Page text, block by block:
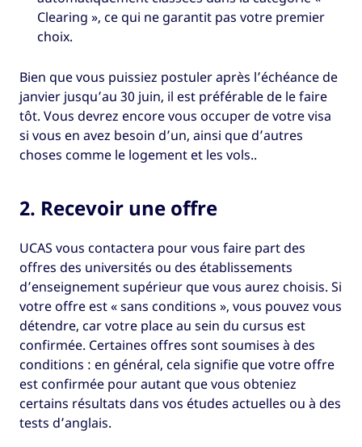
Clearing », ce qui ne garantit pas votre premier
choix.
Bien que vous puissiez postuler après l’échéance de
janvier jusqu’au 30 juin, il est préférable de le faire
tôt. Vous devrez encore vous occuper de votre visa
si vous en avez besoin d’un, ainsi que d’autres
choses comme le logement et les vols..
2. Recevoir une offre
UCAS vous contactera pour vous faire part des
offres des universités ou des établissements
d’enseignement supérieur que vous aurez choisis. Si
votre offre est « sans conditions », vous pouvez vous
détendre, car votre place au sein du cursus est
confirmée. Certaines offres sont soumises à des
conditions : en général, cela signifie que votre offre
est confirmée pour autant que vous obteniez
certains résultats dans vos études actuelles ou à des
tests d’anglais.